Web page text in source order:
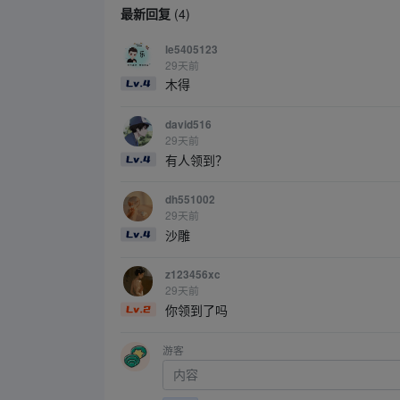
最新回复 (4)
le5405123
29天前
木得
david516
29天前
有人领到？
dh551002
29天前
沙雕
z123456xc
29天前
你领到了吗
游客